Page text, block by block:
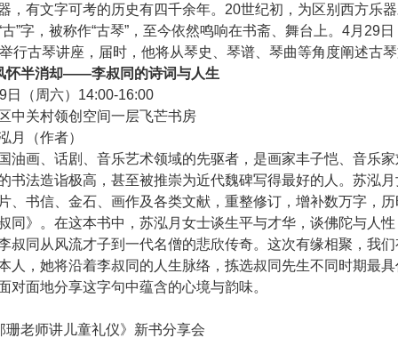
，有文字可考的历史有四千余年。20世纪初，为区别西方乐器
”字，被称作“古琴”，至今依然鸣响在书斋、舞台上。4月29
行古琴讲座，届时，他将从琴史、琴谱、琴曲等角度阐述古
怀半消却——李叔同的诗词与人生
日（周六）14:00-16:00
中关村领创空间一层飞芒书房
月（作者）
油画、话剧、音乐艺术领域的先驱者，是画家丰子恺、音乐
书法造诣极高，甚至被推崇为近代魏碑写得最好的人。苏泓
、书信、金石、画作及各类文献，重整修订，增补数万字，
同》。在这本书中，苏泓月女士谈生平与才华，谈佛陀与人
叔同从风流才子到一代名僧的悲欣传奇。这次有缘相聚，我
人，她将沿着李叔同的人生脉络，拣选叔同先生不同时期最
对面地分享这字句中蕴含的心境与韵味。
珊老师讲儿童礼仪》新书分享会